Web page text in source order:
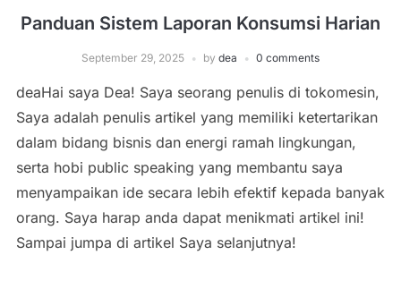
Panduan Sistem Laporan Konsumsi Harian
September 29, 2025 by dea 0 comments
deaHai saya Dea! Saya seorang penulis di tokomesin,
Saya adalah penulis artikel yang memiliki ketertarikan
dalam bidang bisnis dan energi ramah lingkungan,
serta hobi public speaking yang membantu saya
menyampaikan ide secara lebih efektif kepada banyak
orang. Saya harap anda dapat menikmati artikel ini!
Sampai jumpa di artikel Saya selanjutnya!